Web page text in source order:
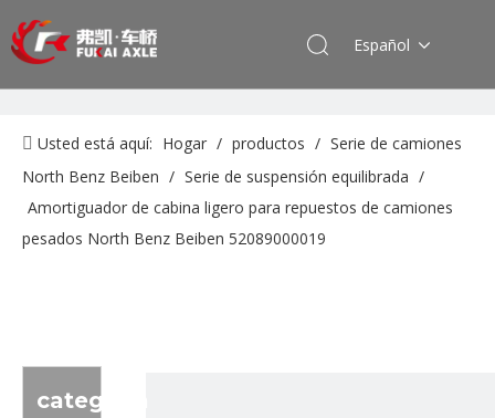
Español
Usted está aquí: Hogar / productos / Serie de camiones
North Benz Beiben / Serie de suspensión equilibrada /
Amortiguador de cabina ligero para repuestos de camiones
pesados ​​North Benz Beiben 52089000019
categoria